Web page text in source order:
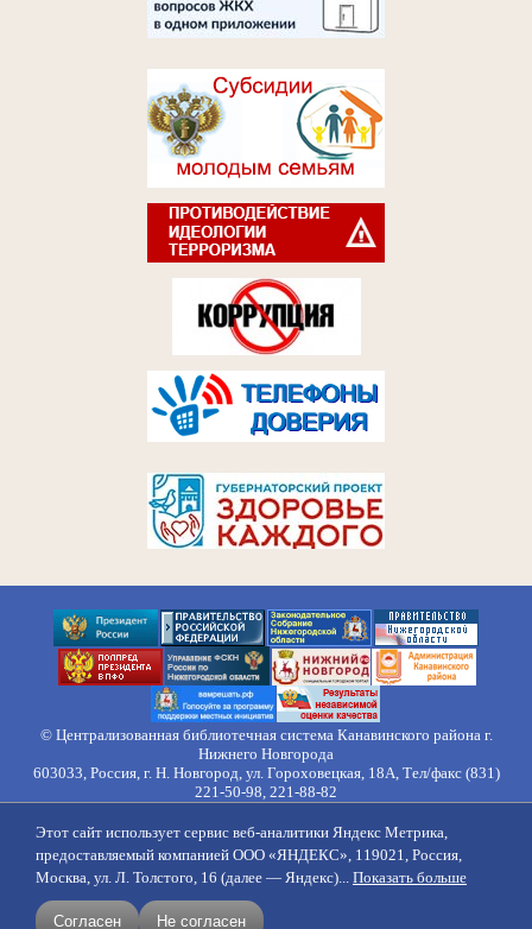
создание сайтов
продвижение
поддержка
© Централизованная библиотечная система Канавинского района г.
Нижнего Новгорода
603033, Россия, г. Н. Новгород, ул. Гороховецкая, 18А, Тел/факс (831)
221-50-98, 221-88-82
Контакты Противодействие коррупции
Противодействие
идеологии терроризма
Напишите нам
Этот сайт использует сервис веб-аналитики Яндекс Метрика,
предоставляемый компанией ООО «ЯНДЕКС», 119021, Россия,
Москва, ул. Л. Толстого, 16 (далее — Яндекс)... Показать больше
Согласен Не согласен